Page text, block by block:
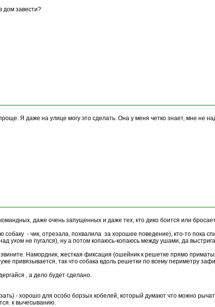
дом завести?
Я даже на улице могу это сделать. Она у меня четко знает, мне не
даже очень запущенных и даже тех, кто дико боится или
собаку - чик, отрезала, похвалила за хорошее поведение), кто-то пока
ухом не пугался), ну а потом копаюсь-копаюсь между ушами, да
Намордник, жесткая фиксация (ошейник к решетке прямо
привязывается, так что собака вдоль решетки по всему периметру
, а дело будет сделано.
- хорошо для особо борзых кобелей, который думают что можно
к вычесыванию.